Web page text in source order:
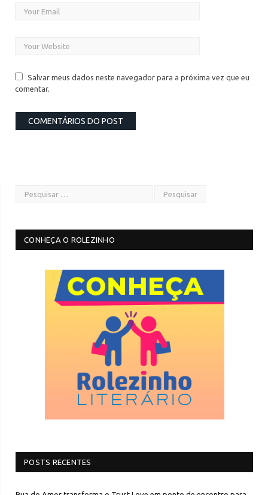
Salvar meus dados neste navegador para a próxima vez que eu
comentar.
CONHEÇA O ROLEZINHO
POSTS RECENTES